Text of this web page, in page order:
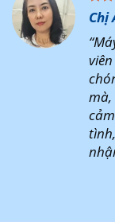
Chị
mà,